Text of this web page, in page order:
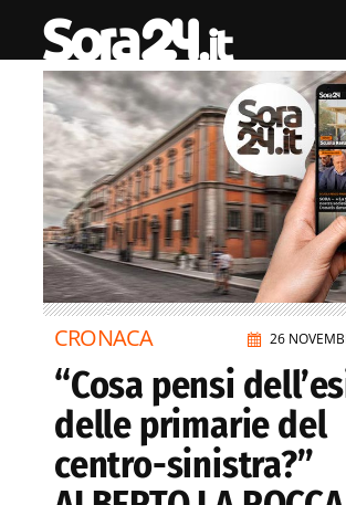
26
CRONACA
“Cosa pensi
delle primarie del
centro-sinistra?”